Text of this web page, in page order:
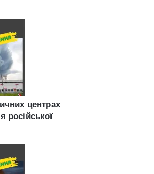
центрах
російської